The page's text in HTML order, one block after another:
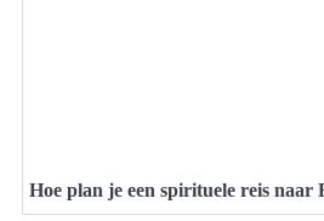
Hoe plan je een spirituele reis naar